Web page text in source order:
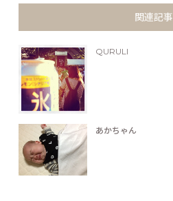
関連記事
QURULI
あかちゃん